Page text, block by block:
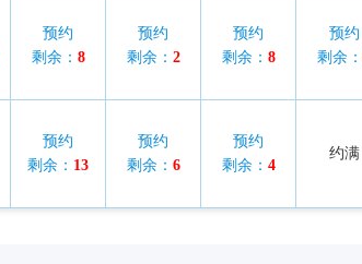
预约
剩余： 8
预约
剩余： 2
预约
剩余： 8
预约
剩余：
预约
剩余： 13
预约
剩余： 6
预约
剩余： 4
约满